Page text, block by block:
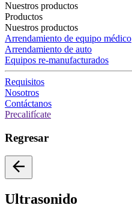
Nuestros productos
Productos
Nuestros productos
Arrendamiento de equipo médico
Arrendamiento de auto
Equipos re-manufacturados
Requisitos
Nosotros
Contáctanos
Precalifícate
Regresar
Ultrasonido